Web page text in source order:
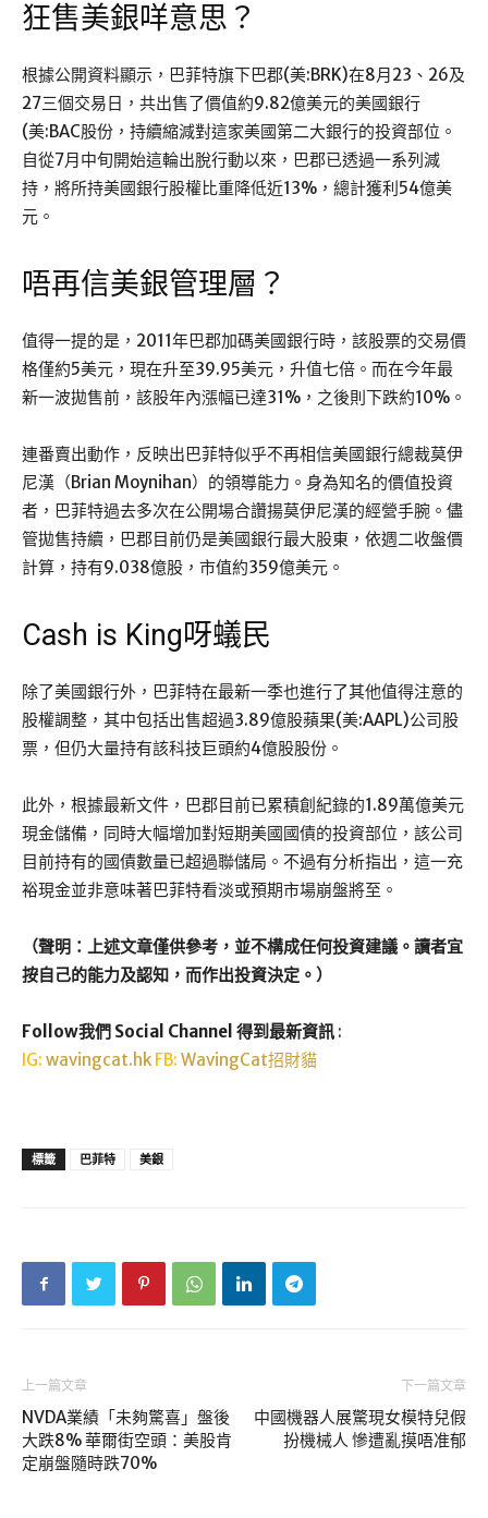
狂售美銀咩意思？
根據公開資料顯示，巴菲特旗下巴郡(美:BRK)在8月23、26及
27三個交易日，共出售了價值約9.82億美元的美國銀行
(美:BAC股份，持續縮減對這家美國第二大銀行的投資部位。
自從7月中旬開始這輪出脫行動以來，巴郡已透過一系列減
持，將所持美國銀行股權比重降低近13%，總計獲利54億美
元。
唔再信美銀管理層？
值得一提的是，2011年巴郡加碼美國銀行時，該股票的交易價
格僅約5美元，現在升至39.95美元，升值七倍。而在今年最
新一波拋售前，該股年內漲幅已達31%，之後則下跌約10%。
連番賣出動作，反映出巴菲特似乎不再相信美國銀行總裁莫伊
尼漢（Brian Moynihan）的領導能力。身為知名的價值投資
者，巴菲特過去多次在公開場合讚揚莫伊尼漢的經營手腕。儘
管拋售持續，巴郡目前仍是美國銀行最大股東，依週二收盤價
計算，持有9.038億股，市值約359億美元。
Cash is King呀蟻民
除了美國銀行外，巴菲特在最新一季也進行了其他值得注意的
股權調整，其中包括出售超過3.89億股蘋果(美:AAPL)公司股
票，但仍大量持有該科技巨頭約4億股股份。
此外，根據最新文件，巴郡目前已累積創紀錄的1.89萬億美元
現金儲備，同時大幅增加對短期美國國債的投資部位，該公司
目前持有的國債數量已超過聯儲局。不過有分析指出，這一充
裕現金並非意味著巴菲特看淡或預期市場崩盤將至。
（聲明：上述文章僅供參考，並不構成任何投資建議。讀者宜
按自己的能力及認知，而作出投資決定。）
Follow我們 Social Channel 得到最新資訊 :
IG: wavingcat.hk FB: WavingCat招財貓
標籤 巴菲特 美銀
上一篇文章
NVDA業績「未夠驚喜」盤後
大跌8% 華爾街空頭：美股肯
定崩盤隨時跌70%
下一篇文章
中國機器人展驚現女模特兒假
扮機械人 慘遭亂摸唔准郁